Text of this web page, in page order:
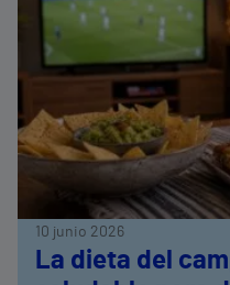
10 junio 2026
La dieta del